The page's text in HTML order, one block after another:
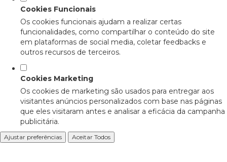
Cookies Funcionais
Os cookies funcionais ajudam a realizar certas
funcionalidades, como compartilhar o conteúdo do site
em plataformas de social media, coletar feedbacks e
outros recursos de terceiros.
Cookies Marketing
Os cookies de marketing são usados para entregar aos
visitantes anúncios personalizados com base nas páginas
que eles visitaram antes e analisar a eficácia da campanha
publicitária.
Ajustar preferências Aceitar Todos